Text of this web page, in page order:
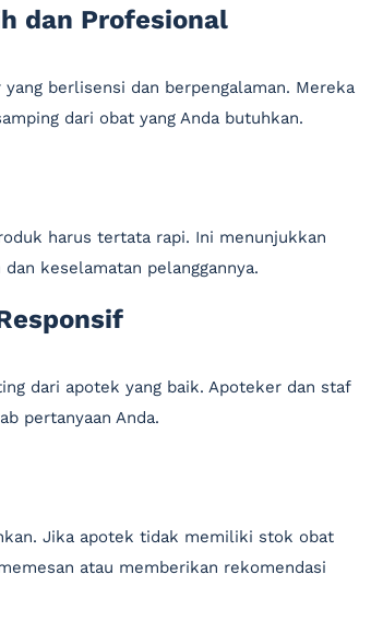
dan Profesional
berlisensi dan berpengalaman. Mereka
dari obat yang Anda butuhkan.
harus tertata rapi. Ini menunjukkan
keselamatan pelanggannya.
dari apotek yang baik. Apoteker dan staf
pertanyaan Anda.
Jika apotek tidak memiliki stok obat
atau memberikan rekomendasi